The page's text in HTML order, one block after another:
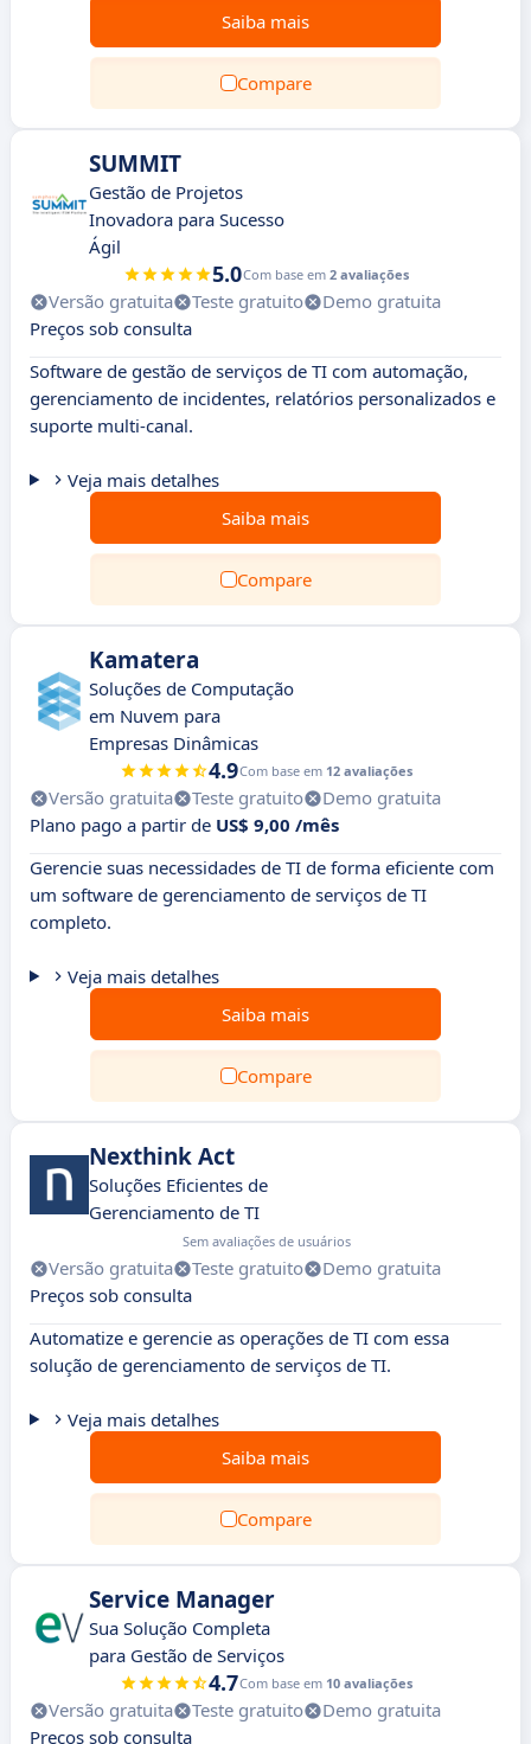
Saiba mais
Compare
SUMMIT
Gestão de Projetos
Inovadora para Sucesso
Ágil
5.0Com base em 2 avaliações
Versão gratuita Teste gratuito
Demo gratuita
Preços sob consulta
Software de gestão de serviços de TI com automação,
gerenciamento de incidentes, relatórios personalizados e
suporte multi-canal.
Veja mais detalhes
Saiba mais
Compare
Kamatera
Soluções de Computação
em Nuvem para
Empresas Dinâmicas
4.9Com base em 12 avaliações
Versão gratuita Teste gratuito
Demo gratuita
Plano pago a partir de US$ 9,00 /mês
Gerencie suas necessidades de TI de forma eficiente com
um software de gerenciamento de serviços de TI
completo.
Veja mais detalhes
Saiba mais
Compare
Nexthink Act
Soluções Eficientes de
Gerenciamento de TI
Sem avaliações de usuários
Versão gratuita Teste gratuito
Demo gratuita
Preços sob consulta
Automatize e gerencie as operações de TI com essa
solução de gerenciamento de serviços de TI.
Veja mais detalhes
Saiba mais
Compare
Service Manager
Sua Solução Completa
para Gestão de Serviços
4.7Com base em 10 avaliações
Versão gratuita Teste gratuito
Demo gratuita
Preços sob consulta